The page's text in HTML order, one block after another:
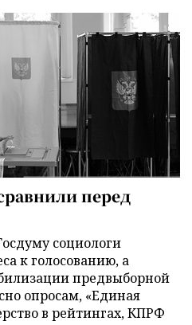
перед
социологи
к голосованию, а
предвыборной
опросам, «Единая
в рейтингах, КПРФ